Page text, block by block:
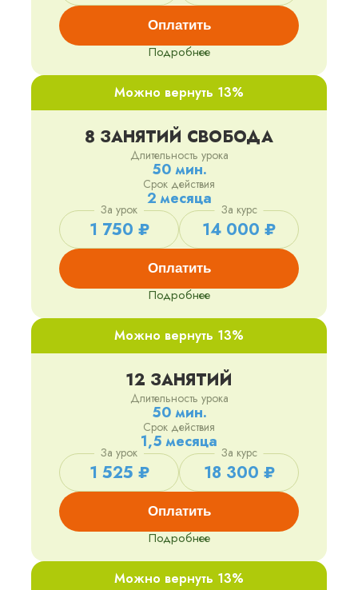
Оплатить
Подробнее
Можно вернуть 13%
8 ЗАНЯТИЙ СВОБОДА
Длительность урока
50 мин.
Срок действия
2 месяца
За урок
1 750 ₽
За курс
14 000 ₽
Оплатить
Подробнее
Можно вернуть 13%
12 ЗАНЯТИЙ
Длительность урока
50 мин.
Срок действия
1,5 месяца
За урок
1 525 ₽
За курс
18 300 ₽
Оплатить
Подробнее
Можно вернуть 13%